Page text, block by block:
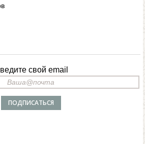
свой email